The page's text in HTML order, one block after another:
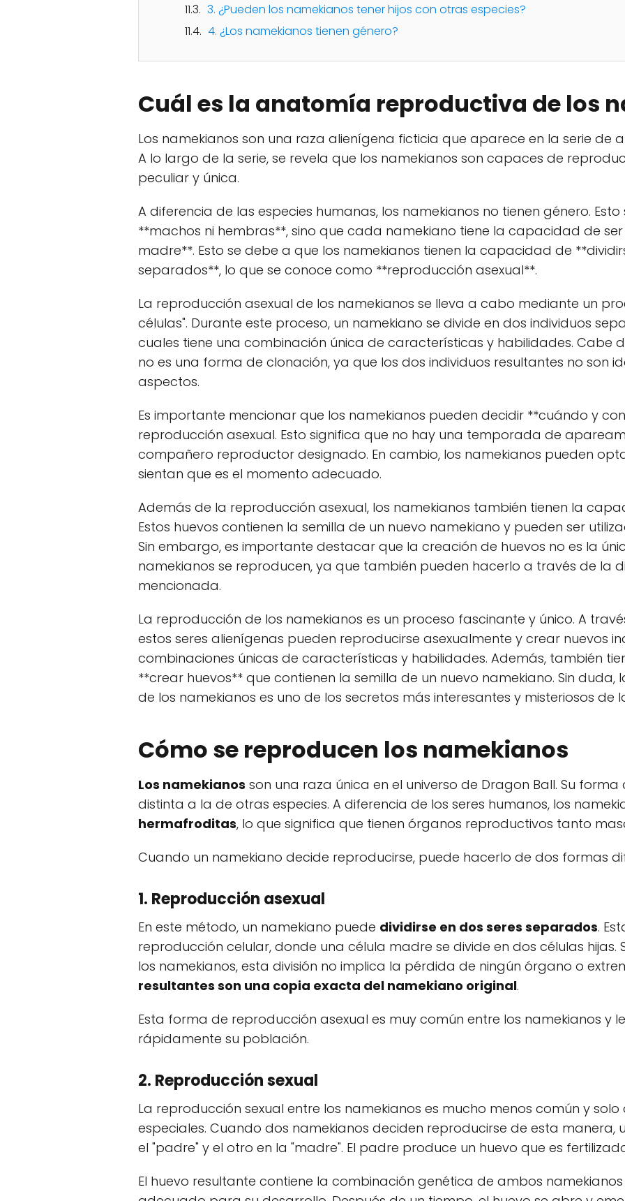
3. ¿Pueden los namekianos tener hijos con otras especies?
4. ¿Los namekianos tienen género?
Cuál es la anatomía reproductiva de los
Los namekianos son una raza alienígena ficticia que aparece en la serie de
A lo largo de la serie, se revela que los namekianos son capaces de
peculiar y única.
A diferencia de las especies humanas, los namekianos no tienen género.
**machos ni hembras**, sino que cada namekiano tiene la capacidad de
madre**. Esto se debe a que los namekianos tienen la capacidad de
separados**, lo que se conoce como **reproducción asexual**.
La reproducción asexual de los namekianos se lleva a cabo mediante un
células". Durante este proceso, un namekiano se divide en dos individuos
cuales tiene una combinación única de características y habilidades. Cabe
no es una forma de clonación, ya que los dos individuos resultantes no son
aspectos.
Es importante mencionar que los namekianos pueden decidir **cuándo y
reproducción asexual. Esto significa que no hay una temporada de
compañero reproductor designado. En cambio, los namekianos pueden
sientan que es el momento adecuado.
Además de la reproducción asexual, los namekianos también tienen la
Estos huevos contienen la semilla de un nuevo namekiano y pueden ser
Sin embargo, es importante destacar que la creación de huevos no es la
namekianos se reproducen, ya que también pueden hacerlo a través de la
mencionada.
La reproducción de los namekianos es un proceso fascinante y único. A
estos seres alienígenas pueden reproducirse asexualmente y crear nuevos
combinaciones únicas de características y habilidades. Además, también
**crear huevos** que contienen la semilla de un nuevo namekiano. Sin
de los namekianos es uno de los secretos más interesantes y misteriosos de
Cómo se reproducen los namekianos
Los namekianos son una raza única en el universo de Dragon Ball. Su
distinta a la de otras especies. A diferencia de los seres humanos, los
hermafroditas, lo que significa que tienen órganos reproductivos tanto
Cuando un namekiano decide reproducirse, puede hacerlo de dos formas
1. Reproducción asexual
En este método, un namekiano puede dividirse en dos seres separados.
reproducción celular, donde una célula madre se divide en dos células hijas.
los namekianos, esta división no implica la pérdida de ningún órgano o
resultantes son una copia exacta del namekiano original.
Esta forma de reproducción asexual es muy común entre los namekianos y
rápidamente su población.
2. Reproducción sexual
La reproducción sexual entre los namekianos es mucho menos común y
especiales. Cuando dos namekianos deciden reproducirse de esta manera,
el "padre" y el otro en la "madre". El padre produce un huevo que es
El huevo resultante contiene la combinación genética de ambos